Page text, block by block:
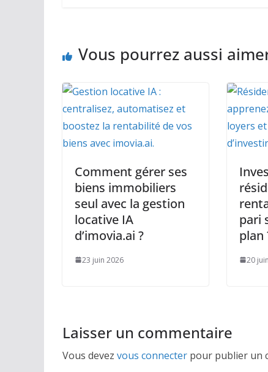
Vous pourrez aussi
Comment gérer ses
biens immobiliers
seul avec la gestion
locative IA
d’imovia.ai ?
23 juin 2026
pari
plan
20
Laisser un commentaire
Vous devez vous connecter pour publier un